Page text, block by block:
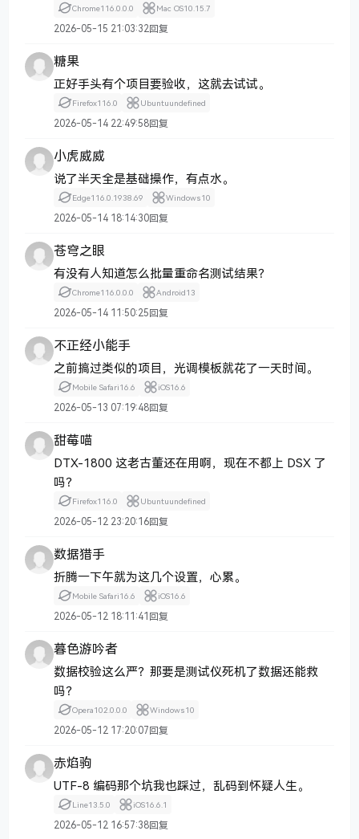
Chrome116.0.0.0 Mac OS10.15.7
2026-05-15 21:03:32回复
糖果
正好手头有个项目要验收，这就去试试。
Firefox116.0 Ubuntuundefined
2026-05-14 22:49:58回复
小虎威威
说了半天全是基础操作，有点水。
Edge116.0.1938.69 Windows10
2026-05-14 18:14:30回复
苍穹之眼
有没有人知道怎么批量重命名测试结果？
Chrome116.0.0.0 Android13
2026-05-14 11:50:25回复
不正经小能手
之前搞过类似的项目，光调模板就花了一天时间。
Mobile Safari16.6 iOS16.6
2026-05-13 07:19:48回复
甜莓喵
DTX-1800 这老古董还在用啊，现在不都上 DSX 了
吗？
Firefox116.0 Ubuntuundefined
2026-05-12 23:20:16回复
数据猎手
折腾一下午就为这几个设置，心累。
Mobile Safari16.6 iOS16.6
2026-05-12 18:11:41回复
暮色游吟者
数据校验这么严？那要是测试仪死机了数据还能救
吗？
Opera102.0.0.0 Windows10
2026-05-12 17:20:07回复
赤焰驹
UTF-8 编码那个坑我也踩过，乱码到怀疑人生。
Line13.5.0 iOS16.6.1
2026-05-12 16:57:38回复